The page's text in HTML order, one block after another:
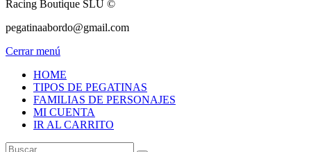
Racing Boutique SLU ©
pegatinaabordo@gmail.com
Cerrar menú
HOME
TIPOS DE PEGATINAS
FAMILIAS DE PERSONAJES
MI CUENTA
IR AL CARRITO